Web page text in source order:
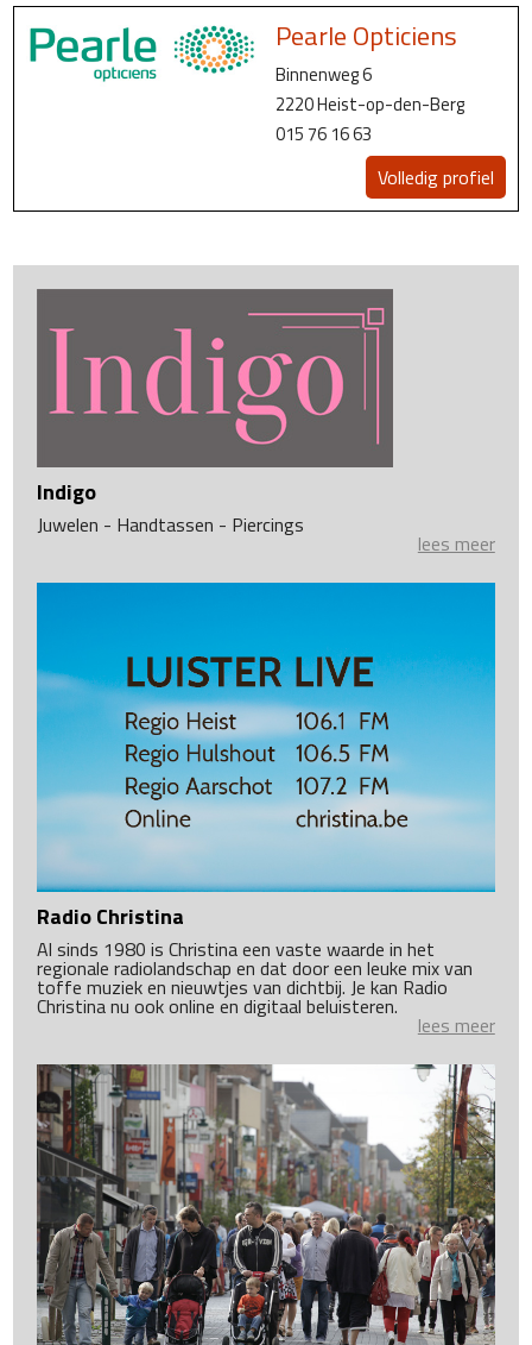
Pearle Opticiens
Binnenweg 6
2220 Heist-op-den-Berg
015 76 16 63
Volledig profiel
Indigo
Juwelen - Handtassen - Piercings
lees meer
Radio Christina
Al sinds 1980 is Christina een vaste waarde in het
regionale radiolandschap en dat door een leuke mix van
toffe muziek en nieuwtjes van dichtbij. Je kan Radio
Christina nu ook online en digitaal beluisteren.
lees meer